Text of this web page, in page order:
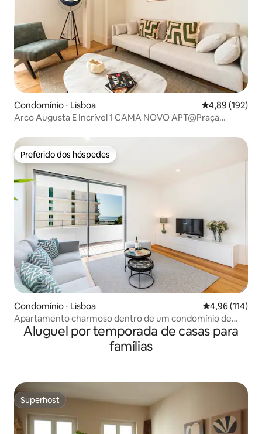
Condomínio ⋅ Lisboa 4,89 de uma
4,89 (192)
Arco Augusta E Incrível 1 CAMA NOVO APT@Praça
Preferido dos hóspedes
Preferido dos hóspedes
Condomínio ⋅ Lisboa 4,96 de uma
4,96 (114)
Apartamento charmoso dentro de um condomínio de
luxo
Aluguel por temporada de casas para
famílias
Superhost
Superhost